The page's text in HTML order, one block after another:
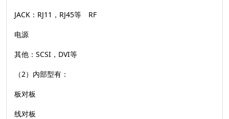
JACK：RJ11，RJ45等 RF
电源
其他：SCSI，DVI等
（2）内部型有：
板对板
线对板